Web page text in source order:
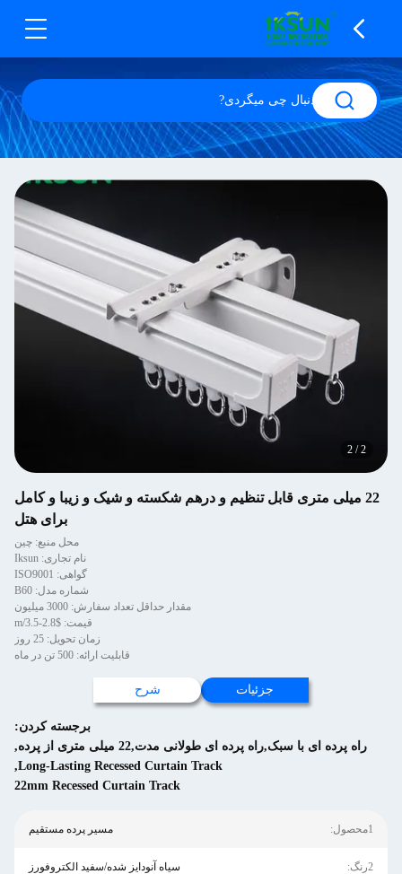
2
/
2
22 میلی متری قابل تنظیم و درهم شکسته و شیک و زیبا و کامل
برای هتل
محل منبع: چین
نام تجاری: Iksun
گواهی: ISO9001
شماره مدل: B60
مقدار حداقل تعداد سفارش: 3000 میلیون
قیمت: $2.8-3.5/m
زمان تحویل: 25 روز
قابلیت ارائه: 500 تن در ماه
جزئیات شرح
برجسته کردن:
راه پرده ای با سبک,راه پرده ای طولانی مدت,22 میلی متری از پرده
,
Long-Lasting Recessed Curtain Track
,
22mm Recessed Curtain Track
1محصول: مسیر پرده مستقیم
2رنگ: سیاه آنودایز شده/سفید الکتروفورز